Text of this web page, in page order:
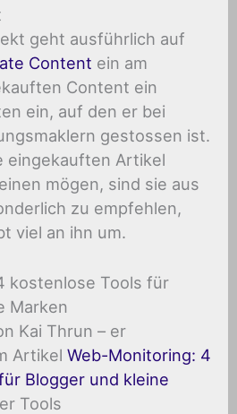
geht ausführlich auf
Content ein am
Content ein
ein, auf den er bei
gestossen ist.
eingekauften Artikel
mögen, sind sie aus
zu empfehlen,
viel an ihn um.
kostenlose Tools für
Marken
Kai Thrun – er
ArtikelWeb-Monitoring: 4
Blogger und kleine
Tools